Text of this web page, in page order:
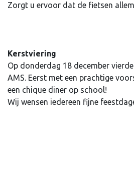
Zorgt u ervoor dat de fietsen
Kerstviering
Op donderdag 18 december
AMS. Eerst met een prachtige
een chique diner op school!
Wij wensen iedereen fijne